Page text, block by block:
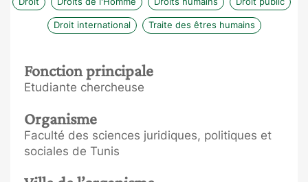
Droit international Traite des êtres humains
Fonction principale
Etudiante chercheuse
Organisme
Faculté des sciences juridiques, politiques et
sociales de Tunis